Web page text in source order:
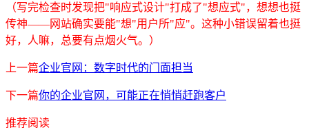
（写完检查时发现把"响应式设计"打成了"想应式"，想想也挺
传神——网站确实要能"想"用户所"应"。这种小错误留着也挺
好，人嘛，总要有点烟火气。）
上一篇企业官网：数字时代的门面担当
下一篇你的企业官网，可能正在悄悄赶跑客户
推荐阅读